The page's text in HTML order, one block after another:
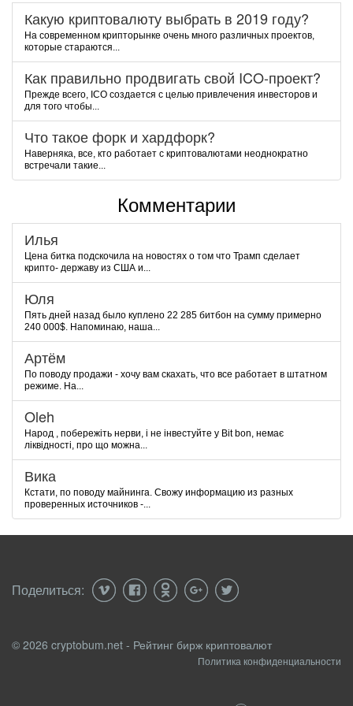
Какую криптовалюту выбрать в 2019 году?
На современном крипторынке очень много различных проектов,
которые стараются...
Как правильно продвигать свой ICO-проект?
Прежде всего, ICO создается с целью привлечения инвесторов и
для того чтобы...
Что такое форк и хардфорк?
Наверняка, все, кто работает с криптовалютами неоднократно
встречали такие...
Комментарии
Илья
Цена битка подскочила на новостях о том что Трамп сделает
крипто- державу из США и...
Юля
Пять дней назад было куплено 22 285 битбон на сумму примерно
240 000$. Напоминаю, наша...
Артём
По поводу продажи - хочу вам скахать, что все работает в штатном
режиме. На...
Oleh
Народ , побережіть нерви, і не інвестуйте у Bit bon, немає
ліквідності, про що можна...
Вика
Кстати, по поводу майнинга. Свожу информацию из разных
проверенных источников -...
Поделиться:
© 2026 cryptobum.net - Рейтинг бирж криптовалют
Политика конфиденциальности